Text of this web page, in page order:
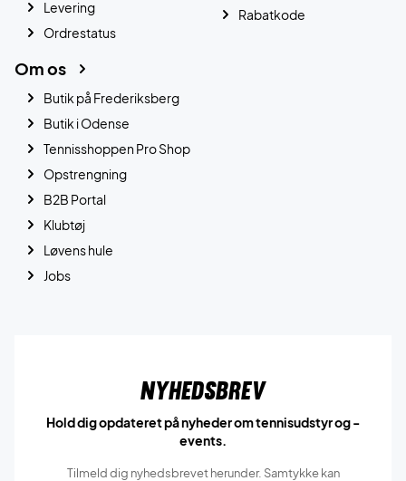
Levering
Ordrestatus
Rabatkode
Om os
Butik på Frederiksberg
Butik i Odense
Tennisshoppen Pro Shop
Opstrengning
B2B Portal
Klubtøj
Løvens hule
Jobs
Nyhedsbrev
Hold dig opdateret på nyheder om tennisudstyr og -
events.
Tilmeld dig nyhedsbrevet herunder. Samtykke kan